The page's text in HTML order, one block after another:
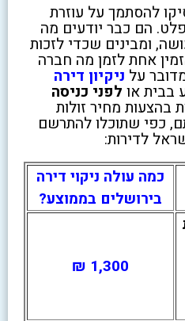
להסתמך על עוזרת
הם כבר יודעים מה
ומבינים שכדי לזכות
אחת לזמן מה חברה
על ניקיון דירה
בבית או לפני כניסה
בהצעות מחיר זולות
כפי שתוכלו להתרשם
לדירות:
כמה עולה ניקוי דירה
בירושלים בממוצע?
1,300 ₪